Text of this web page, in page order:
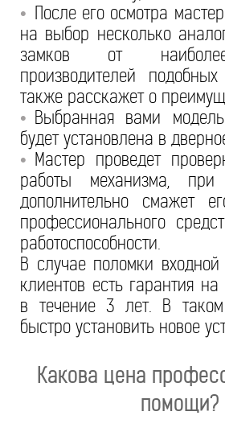
• После его осмотра
на выбор несколько
замков от
производителей
также расскажет о
• Выбранная вами
будет установлена в
• Мастер проведет
работы механизма, при
дополнительно смажет
профессионального
работоспособности.
В случае поломки
клиентов есть гарантия на
в течение 3 лет. В
быстро установить новое
Какова цена
помощи?